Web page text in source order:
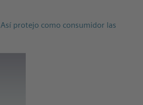
Así protejo como consumidor las